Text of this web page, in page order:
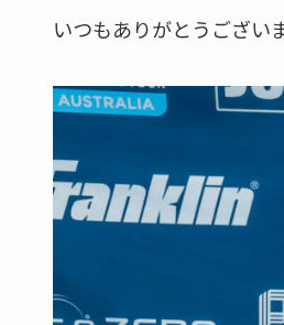
いつもありがとうござい